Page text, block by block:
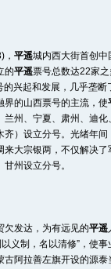
平遥城内西大街首创
的平遥票号总数达22家
兴起和发展，几乎垄断
界的山西票号的主流，使
、宁夏、肃州、迪化
）设立分号。光绪年
大宗银两，不仅解决
州设立分号。
发达，为有远见的平遥
义制，名以清修”，使
古阿拉善左旗开设的源